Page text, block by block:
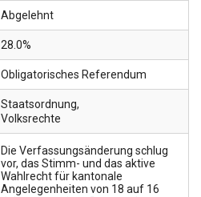
Abgelehnt
28.0%
Obligatorisches Referendum
Staatsordnung,
Volksrechte
Die Verfassungsänderung schlug
vor, das Stimm- und das aktive
Wahlrecht für kantonale
Angelegenheiten von 18 auf 16